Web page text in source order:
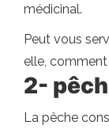
médicinal.
Peut vous
elle,
2-
La pêche